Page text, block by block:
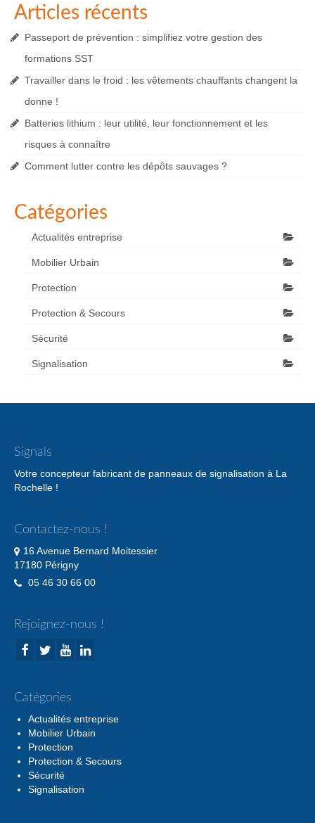
Articles récents
Passeport de prévention : simplifiez votre gestion des
formations SST
Travailler dans le froid : les vêtements chauffants changent la
donne !
Batteries lithium : leur utilité, leur fonctionnement et les
risques à connaître
Comment lutter contre les dépôts sauvages ?
Catégories
Actualités entreprise
Mobilier Urbain
Protection
Protection & Secours
Sécurité
Signalisation
Signals
Votre concepteur fabricant de panneaux de signalisation à La
Rochelle !
Contactez-nous !
16 Avenue Bernard Moitessier
17180 Périgny
05 46 30 66 00
Rejoignez-nous !
Catégories
Actualités entreprise
Mobilier Urbain
Protection
Protection & Secours
Sécurité
Signalisation